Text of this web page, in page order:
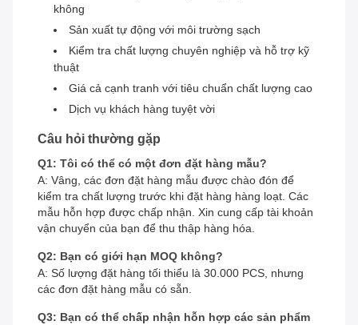
không
Sản xuất tự động với môi trường sạch
Kiểm tra chất lượng chuyên nghiệp và hỗ trợ kỹ
thuật
Giá cả cạnh tranh với tiêu chuẩn chất lượng cao
Dịch vụ khách hàng tuyệt vời
Câu hỏi thường gặp
Q1: Tôi có thể có một đơn đặt hàng mẫu?
A: Vâng, các đơn đặt hàng mẫu được chào đón để
kiểm tra chất lượng trước khi đặt hàng hàng loạt. Các
mẫu hỗn hợp được chấp nhận. Xin cung cấp tài khoản
vận chuyển của bạn để thu thập hàng hóa.
Q2: Bạn có giới hạn MOQ không?
A: Số lượng đặt hàng tối thiểu là 30.000 PCS, nhưng
các đơn đặt hàng mẫu có sẵn.
Q3: Bạn có thể chấp nhận hỗn hợp các sản phẩm